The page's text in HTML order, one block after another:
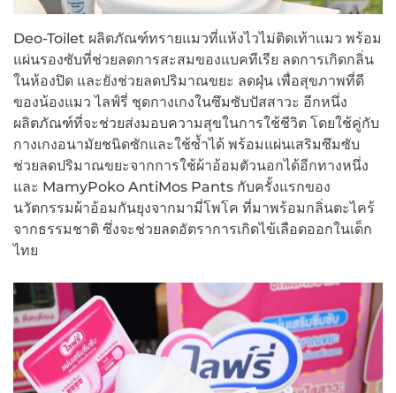
Deo-Toilet ผลิตภัณฑ์ทรายแมวที่แห้งไวไม่ติดเท้าแมว พร้อม
แผ่นรองซับที่ช่วยลดการสะสมของแบคทีเรีย ลดการเกิดกลิ่น
ในห้องปิด และยังช่วยลดปริมาณขยะ ลดฝุ่น เพื่อสุขภาพที่ดี
ของน้องแมว ไลฟ์รี่ ชุดกางเกงในซึมซับปัสสาวะ อีกหนึ่ง
ผลิตภัณฑ์ที่จะช่วยส่งมอบความสุขในการใช้ชีวิต โดยใช้คู่กับ
กางเกงอนามัยชนิดซักและใช้ซ้ำได้ พร้อมแผ่นเสริมซึมซับ
ช่วยลดปริมาณขยะจากการใช้ผ้าอ้อมตัวนอกได้อีกทางหนึ่ง
และ MamyPoko AntiMos Pants กับครั้งแรกของ
นวัตกรรมผ้าอ้อมกันยุงจากมามี่โพโค ที่มาพร้อมกลิ่นตะไคร้
จากธรรมชาติ ซึ่งจะช่วยลดอัตราการเกิดไข้เลือดออกในเด็ก
ไทย